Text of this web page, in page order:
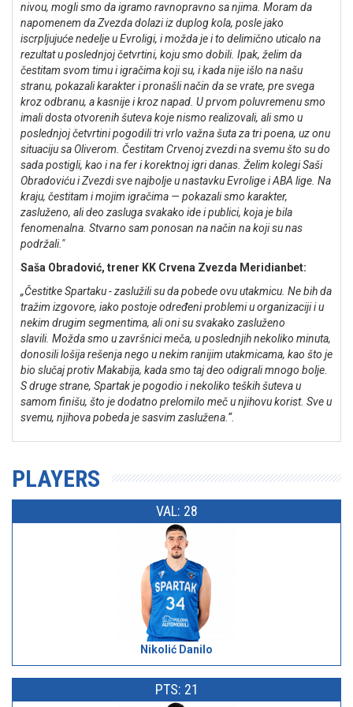
nivou, mogli smo da igramo ravnopravno sa njima. Moram da
napomenem da Zvezda dolazi iz duplog kola, posle jako
iscrpljujuće nedelje u Evroligi, i možda je i to delimično uticalo na
rezultat u poslednjoj četvrtini, koju smo dobili. Ipak, želim da
čestitam svom timu i igračima koji su, i kada nije išlo na našu
stranu, pokazali karakter i pronašli način da se vrate, pre svega
kroz odbranu, a kasnije i kroz napad. U prvom poluvremenu smo
imali dosta otvorenih šuteva koje nismo realizovali, ali smo u
poslednjoj četvrtini pogodili tri vrlo važna šuta za tri poena, uz onu
situaciju sa Oliverom. Čestitam Crvenoj zvezdi na svemu što su do
sada postigli, kao i na fer i korektnoj igri danas. Želim kolegi Saši
Obradoviću i Zvezdi sve najbolje u nastavku Evrolige i ABA lige. Na
kraju, čestitam i mojim igračima — pokazali smo karakter,
zasluženo, ali deo zasluga svakako ide i publici, koja je bila
fenomenalna. Stvarno sam ponosan na način na koji su nas
podržali."
Saša Obradović, trener KK Crvena Zvezda Meridianbet:
„Čestitke Spartaku - zaslužili su da pobede ovu utakmicu. Ne bih da
tražim izgovore, iako postoje određeni problemi u organizaciji i u
nekim drugim segmentima, ali oni su svakako zasluženo
slavili. Možda smo u završnici meča, u poslednjih nekoliko minuta,
donosili lošija rešenja nego u nekim ranijim utakmicama, kao što je
bio slučaj protiv Makabija, kada smo taj deo odigrali mnogo bolje.
S druge strane, Spartak je pogodio i nekoliko teških šuteva u
samom finišu, što je dodatno prelomilo meč u njihovu korist. Sve u
svemu, njihova pobeda je sasvim zaslužena.“.
PLAYERS
VAL: 28
Nikolić Danilo
PTS: 21